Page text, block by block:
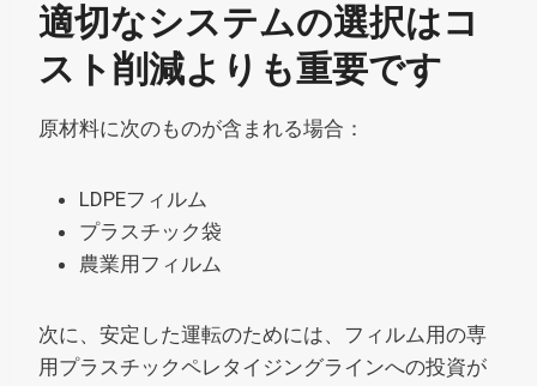
適切なシステムの選択はコ
スト削減よりも重要です
原材料に次のものが含まれる場合：
LDPEフィルム
プラスチック袋
農業用フィルム
次に、安定した運転のためには、フィルム用の専
用プラスチックペレタイジングラインへの投資が